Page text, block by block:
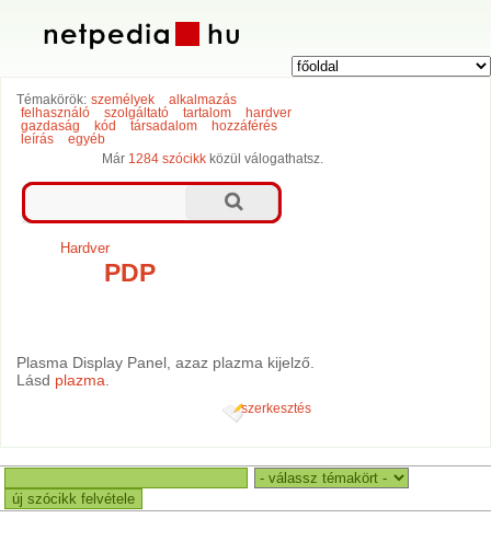
Témakörök: személyek
alkalmazás
felhasználó
szolgáltató tartalom
hardver
gazdaság
kód társadalom
hozzáférés
leírás
egyéb
Már 1284 szócikk közül válogathatsz.
Hardver
PDP
Plasma Display Panel, azaz plazma kijelző.
Lásd plazma
szerkesztés